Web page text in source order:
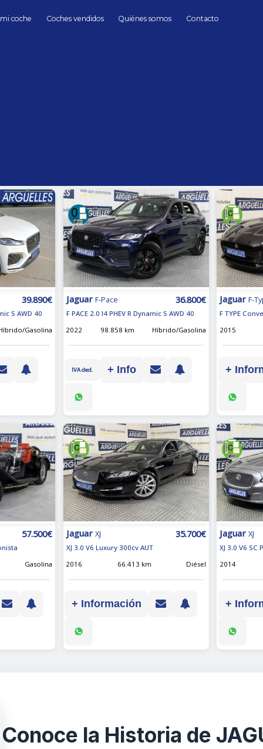
coche Coches vendidos Quiénes somos Contacto
39.890€
S AWD 40
Gasolina
Jaguar F-Pace 36.800€
F PACE 2.0 I4 PHEV R Dynamic S AWD 40
2022
98.858 km Híbrido/Gasolina
IVA ded. + Info
Jaguar F-
F TYPE
2015
+
57.500€
Gasolina
Jaguar XJ 35.700€
XJ 3.0 V6 Luxury 300cv AUT
2016
66.413 km Diésel
+ Información
Jaguar XJ
XJ 3.0 V6 SC
2014
+
Conoce la Historia de